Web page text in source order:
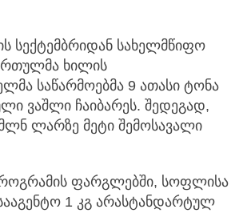
სექტემბრიდან სახელმწიფო
ხილის
საწარმოებმა 9 ათასი ტონა
ვაშლი ჩაიბარეს. შედეგად,
ლარზე მეტი შემოსავალი
ფარგლებში, სოფლისა
1 კგ არასტანდარტულ